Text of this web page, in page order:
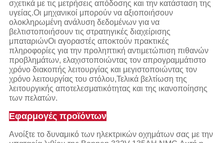
σχετικά με τις μετρήσεις απόδοσης και την κατάσταση της
υγείας.Οι μηχανικοί μπορούν να αξιοποιήσουν
ολοκληρωμένη ανάλυση δεδομένων για να
βελτιστοποιήσουν τις στρατηγικές διαχείρισης
μπαταριώνΟι αγοραστές αποκτούν πρακτικές
πληροφορίες για την προληπτική αντιμετώπιση πιθανών
προβλημάτων, ελαχιστοποιώντας τον απρογραμμάτιστο
χρόνο διακοπής λειτουργίας και μεγιστοποιώντας τον
χρόνο λειτουργίας του στόλου,Τελικά βελτίωση της
λειτουργικής αποτελεσματικότητας και της ικανοποίησης
των πελατών.
Εφαρμογές προϊόντων
Ανοίξτε το δυναμικό των ηλεκτρικών οχημάτων σας με την